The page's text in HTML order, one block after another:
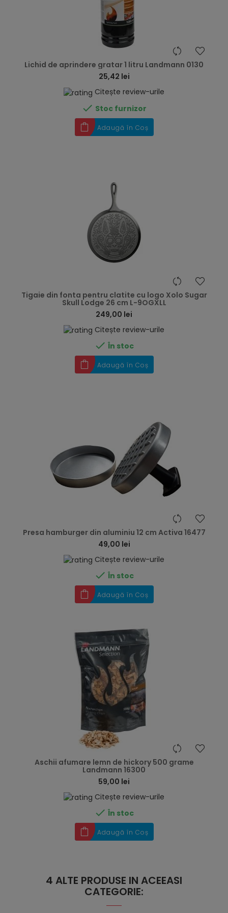
Lichid de aprindere gratar 1 litru Landmann 0130
25,42 lei
Citește review-urile
 Stoc furnizor
Adaugă în Coș
Tigaie din fonta pentru clatite cu logo Xolo Sugar
Skull Lodge 26 cm L-9OGXLL
249,00 lei
Citește review-urile
 În stoc
Adaugă în Coș
Presa hamburger din aluminiu 12 cm Activa 16477
49,00 lei
Citește review-urile
 În stoc
Adaugă în Coș
Aschii afumare lemn de hickory 500 grame
Landmann 16300
59,00 lei
Citește review-urile
 În stoc
Adaugă în Coș
4 ALTE PRODUSE IN ACEEASI
CATEGORIE: